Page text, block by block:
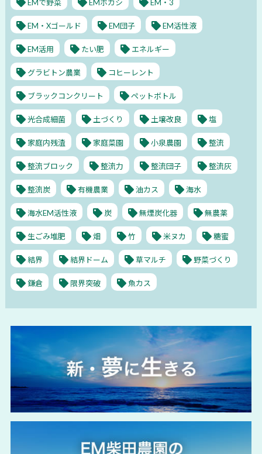
EMで野菜 EMボカシ EM・3
EM・Xゴールド EM団子 EM活性液
EM活用 たい肥 エネルギー
グラビトン農業 コヒーレント
ブラックコンクリート ペットボトル
光合成細菌 土づくり 土壌改良 塩
家庭内残渣 家庭菜園 小泉農園 整流
整流ブロック 整流力 整流団子 整流灰
整流炭 有機農業 油カス 海水
海水EM活性液 炭 無煙炭化器 無農薬
生ごみ堆肥 畑 竹 米ヌカ 糖蜜
結界 結界ドーム 草マルチ 野菜づくり
鎌倉 限界突破 魚カス